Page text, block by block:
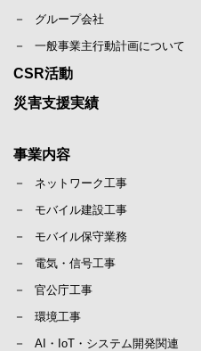
グループ会社
一般事業主行動計画について
CSR活動
災害支援実績
事業内容
ネットワーク工事
モバイル建設工事
モバイル保守業務
電気・信号工事
官公庁工事
環境工事
AI・IoT・システム開発関連